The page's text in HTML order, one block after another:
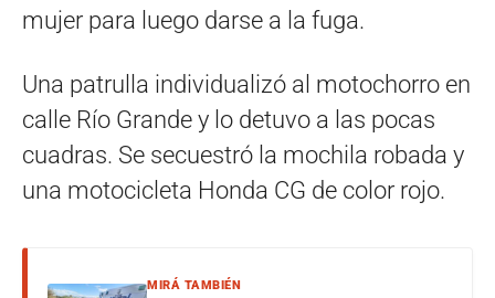
mujer para luego darse a la fuga.
Una patrulla individualizó al motochorro en
calle Río Grande y lo detuvo a las pocas
cuadras. Se secuestró la mochila robada y
una motocicleta Honda CG de color rojo.
MIRÁ TAMBIÉN